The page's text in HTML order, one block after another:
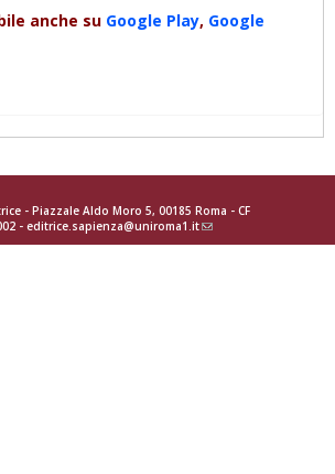
anche su Google Play, Google
- Piazzale Aldo Moro 5, 00185 Roma - CF
- editrice.sapienza@uniroma1.it(link
sends